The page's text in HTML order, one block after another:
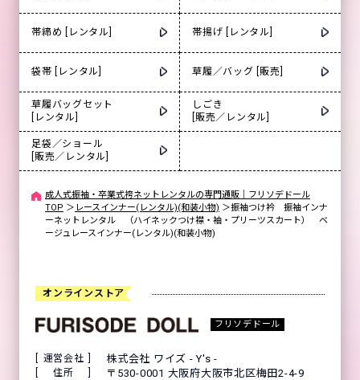
帯締め [レンタル] 帯揚げ [レンタル]
袋帯 [レンタル] 草履／バッグ [販売]
草履バッグセット
[レンタル]
しごき
[販売／レンタル]
足袋／ショール
[販売／レンタル]
成人式振袖・卒業式袴ネットレンタルの専門通販｜フリソデドール
TOP ＞ レースインナー(レンタル)(和装小物) ＞振袖つけ衿 振袖インナ
ーネットレンタル （ハイネックつけ襟・袖・プリーツスカート） ベ
ージュレースインナー(レンタル)(和装小物)
オンラインストア
フリソデドール
運営会社 株式会社 ワイズ - Y's -
住所
〒530-0001 大阪府大阪市北区梅田2-4-9